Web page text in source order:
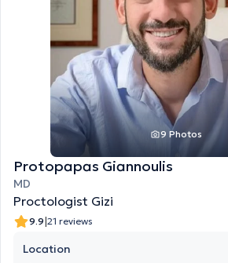
9 Photos
Protopapas Giannoulis
MD
Proctologist Gizi
9.9|21 reviews
Location